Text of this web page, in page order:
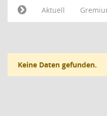
Aktuell
Keine Daten gefunden.